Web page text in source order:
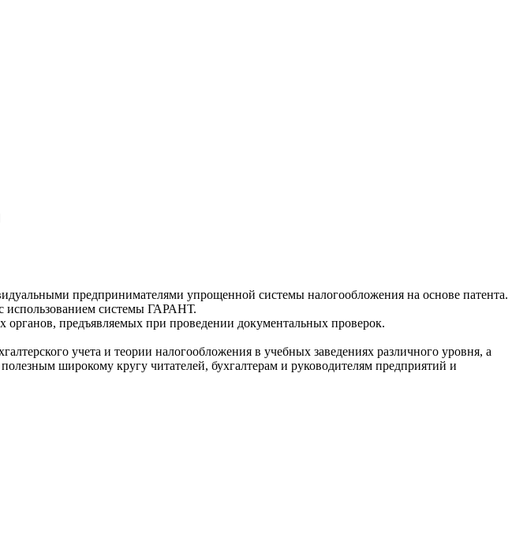
предпринимателями упрощенной системы налогообложения на основе патента.
использованием системы ГАРАНТ.
предъявляемых при проведении документальных проверок.
учета и теории налогообложения в учебных заведениях различного уровня, а
широкому кругу читателей, бухгалтерам и руководителям предприятий и